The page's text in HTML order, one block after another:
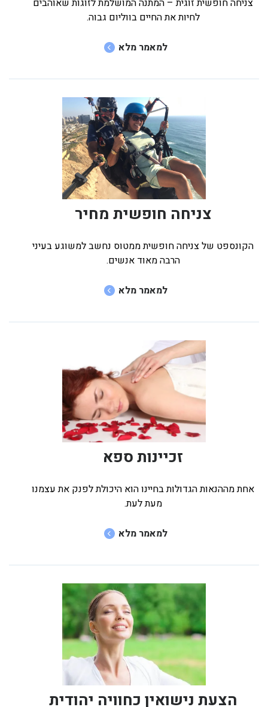
לחיות את החיים בווליום גבוה.
למאמר מלא
צניחה חופשית מחיר
הקונספט של צניחה חופשית ממטוס נחשב למשוגע בעיני
הרבה מאוד אנשים.
למאמר מלא
זכיינות ספא
אחת מההנאות הגדולות בחיינו הוא היכולת לפנק את עצמנו
מעת לעת.
למאמר מלא
הצעת נישואין כחוויה יהודית